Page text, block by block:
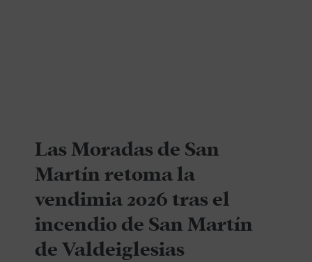
Las Moradas de San
Martín retoma la
vendimia 2026 tras el
incendio de San Martín
de Valdeiglesias